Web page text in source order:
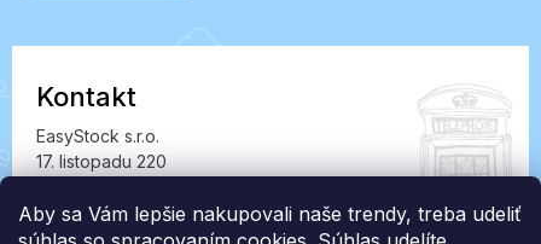
Aby sa Vám lepšie nakupovali naše trendy, treba udeliť
Kontakt
EasyStock s.r.o.
17. listopadu 220
IČ: 07727402, DIČ: CZ07727402